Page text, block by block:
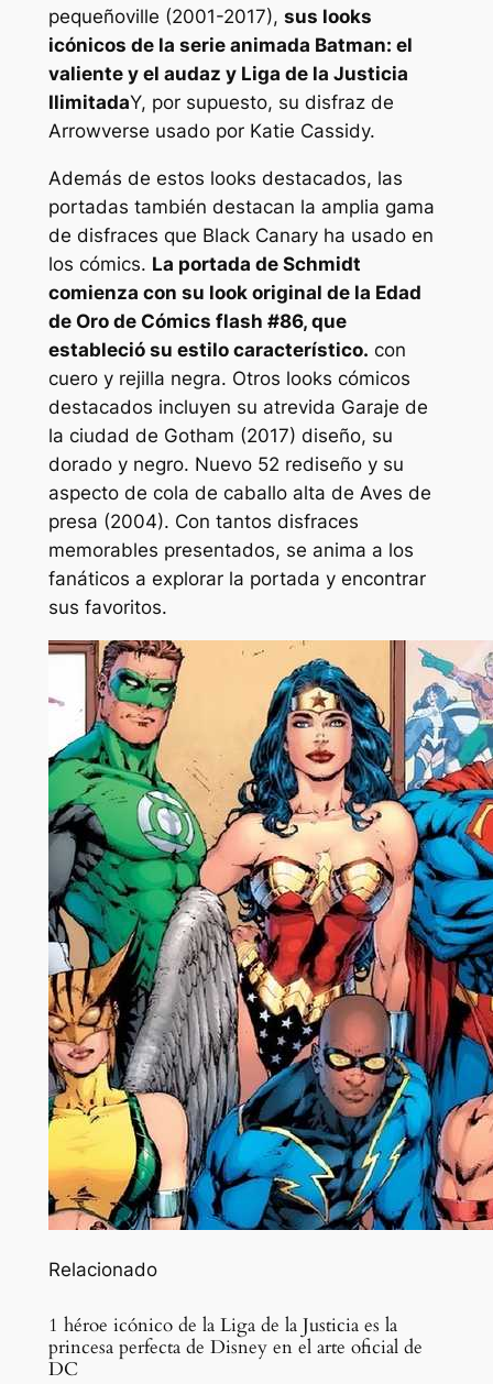
pequeñoville (2001-2017), sus looks
icónicos de la serie animada Batman: el
valiente y el audaz y Liga de la Justicia
IlimitadaY, por supuesto, su disfraz de
Arrowverse usado por Katie Cassidy.
Además de estos looks destacados, las
portadas también destacan la amplia gama
de disfraces que Black Canary ha usado en
los cómics. La portada de Schmidt
comienza con su look original de la Edad
de Oro deCómics flash #86, que
estableció su estilo característico. con
cuero y rejilla negra. Otros looks cómicos
destacados incluyen su atrevida Garaje de
la ciudad de Gotham (2017) diseño, su
dorado y negro. Nuevo 52 rediseño y su
aspecto de cola de caballo alta de Aves de
presa (2004). Con tantos disfraces
memorables presentados, se anima a los
fanáticos a explorar la portada y encontrar
sus favoritos.
Relacionado
1 héroe icónico de la Liga de la Justicia es la
princesa perfecta de Disney en el arte oficial de
DC